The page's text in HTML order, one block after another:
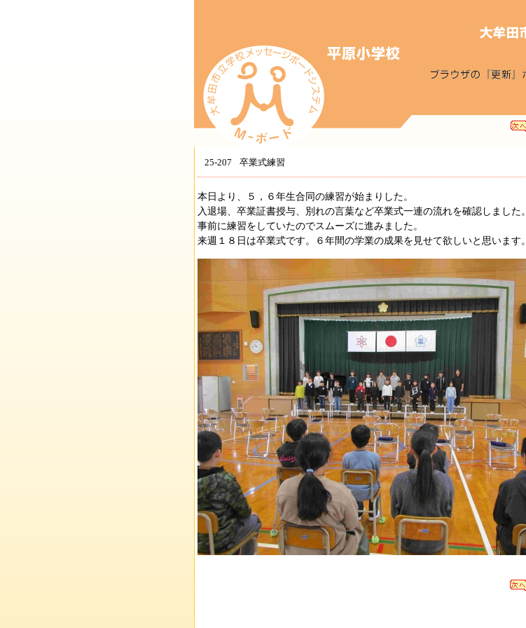
25-207 卒業式練習
本日より、５，６年生合同の練習が始まりした。
入退場、卒業証書授与、別れの言葉など卒業式一連の流れを確認しました。
事前に練習をしていたのでスムーズに進みました。
来週１８日は卒業式です。６年間の学業の成果を見せて欲しいと思います。